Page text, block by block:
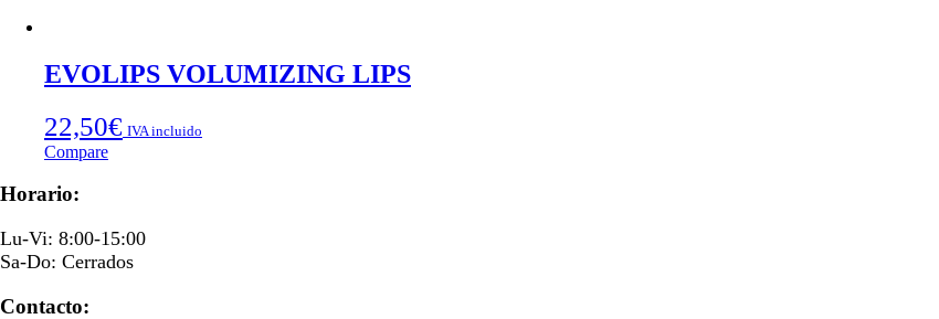
EVOLIPS VOLUMIZING LIPS
22,50€ IVA incluido
Compare
Horario:
Lu-Vi: 8:00-15:00
Sa-Do: Cerrados
Contacto: